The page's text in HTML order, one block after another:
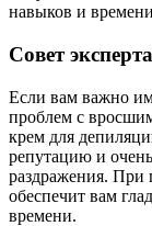
навыков и
Совет
Если вам важно
проблем с
крем для
репутацию и
раздражения. При
обеспечит вам
времени.